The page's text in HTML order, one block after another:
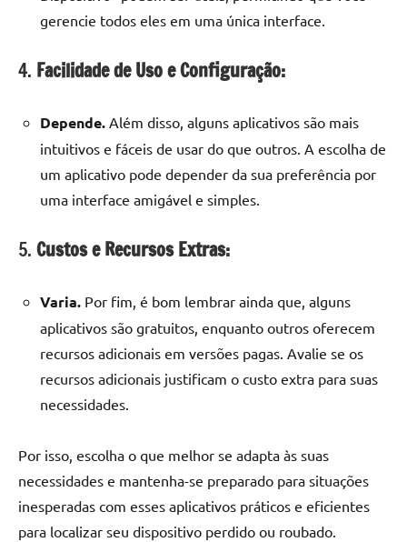
gerencie todos eles em uma única interface.
4. Facilidade de Uso e Configuração:
Depende. Além disso, alguns aplicativos são mais
intuitivos e fáceis de usar do que outros. A escolha de
um aplicativo pode depender da sua preferência por
uma interface amigável e simples.
5. Custos e Recursos Extras:
Varia. Por fim, é bom lembrar ainda que, alguns
aplicativos são gratuitos, enquanto outros oferecem
recursos adicionais em versões pagas. Avalie se os
recursos adicionais justificam o custo extra para suas
necessidades.
Por isso, escolha o que melhor se adapta às suas
necessidades e mantenha-se preparado para situações
inesperadas com esses aplicativos práticos e eficientes
para localizar seu dispositivo perdido ou roubado.